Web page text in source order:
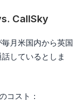
CallSky
月米国内から英国
話しているとしま
コスト：